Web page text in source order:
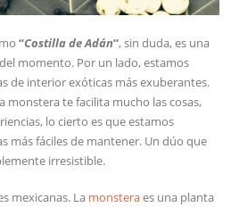
“Costilla deAdán“, sin duda, es una
momento. Por un lado, estamos
de interior exóticas más exuberantes.
monstera te facilita mucho las cosas,
lo cierto es que estamos
más fáciles de mantener. Un dúo que
irresistible.
mexicanas. La monsteraes una planta